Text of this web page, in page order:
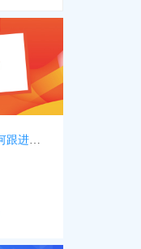
电缆销售如何找客户 销售人员如何跟进客户